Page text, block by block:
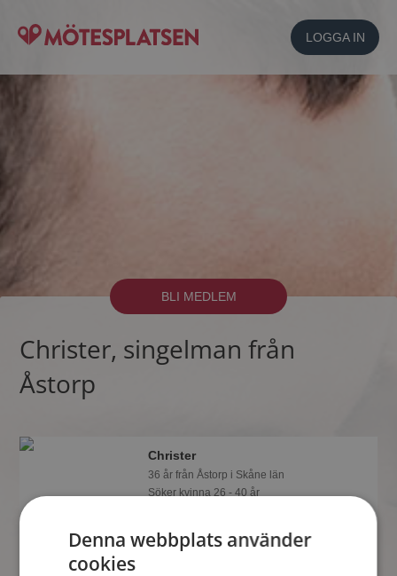
LOGGA IN
BLI MEDLEM
Christer, singelman från
Åstorp
Christer
36 år från Åstorp i Skåne län
Söker kvinna 26 - 40 år
Bli medlem och se vad Christer gillar
att göra på kvällarna. Kanske en
Denna webbplats använder
cookies